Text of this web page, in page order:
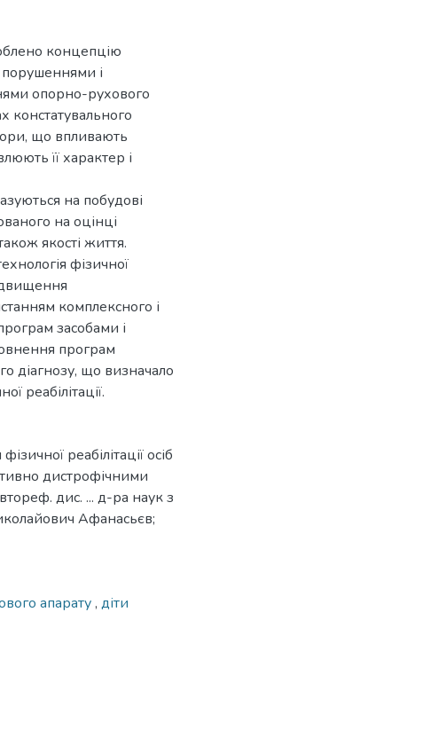
концепцію
порушеннями і
опорно-рухового
констатувального
що впливають
її характер і
на побудові
на оцінці
якості життя.
фізичної
комплексного і
засобами і
програм
діагнозу, що визначало
реабілітації.
реабілітації осіб
дистрофічними
дис. ... д-ра наук з
Афанасьєв;
апарату, діти